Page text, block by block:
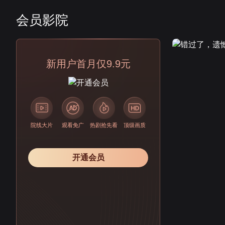
会员影院
新用户首月仅9.9元
院线大片 观看免广 热剧抢先看 顶级画质
开通会员
会员